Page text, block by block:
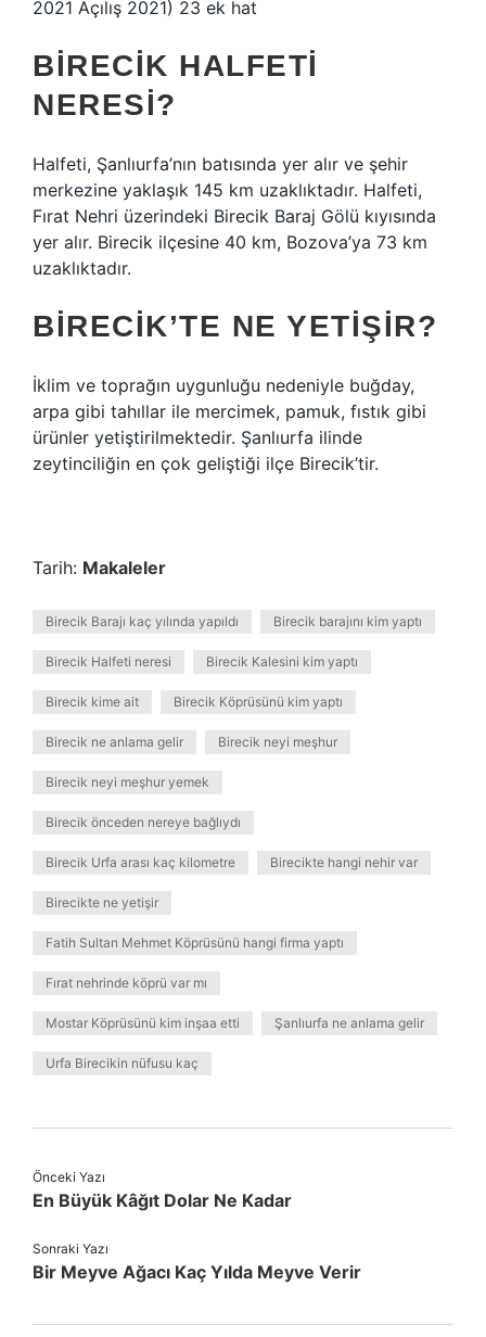
2021 Açılış 2021) 23 ek hat
BIRECIK HALFETI
NERESI?
Halfeti, Şanlıurfa’nın batısında yer alır ve şehir
merkezine yaklaşık 145 km uzaklıktadır. Halfeti,
Fırat Nehri üzerindeki Birecik Baraj Gölü kıyısında
yer alır. Birecik ilçesine 40 km, Bozova’ya 73 km
uzaklıktadır.
BIRECIK’TE NE YETIŞIR?
İklim ve toprağın uygunluğu nedeniyle buğday,
arpa gibi tahıllar ile mercimek, pamuk, fıstık gibi
ürünler yetiştirilmektedir. Şanlıurfa ilinde
zeytinciliğin en çok geliştiği ilçe Birecik’tir.
Tarih: Makaleler
Birecik Barajı kaç yılında yapıldı Birecik barajını kim yaptı
Birecik Halfeti neresi Birecik Kalesini kim yaptı
Birecik kime ait Birecik Köprüsünü kim yaptı
Birecik ne anlama gelir Birecik neyi meşhur
Birecik neyi meşhur yemek
Birecik önceden nereye bağlıydı
Birecik Urfa arası kaç kilometre Birecikte hangi nehir var
Birecikte ne yetişir
Fatih Sultan Mehmet Köprüsünü hangi firma yaptı
Fırat nehrinde köprü var mı
Mostar Köprüsünü kim inşaa etti Şanlıurfa ne anlama gelir
Urfa Birecikin nüfusu kaç
Önceki Yazı
En Büyük Kâğıt Dolar Ne Kadar
Sonraki Yazı
Bir Meyve Ağacı Kaç Yılda Meyve Verir